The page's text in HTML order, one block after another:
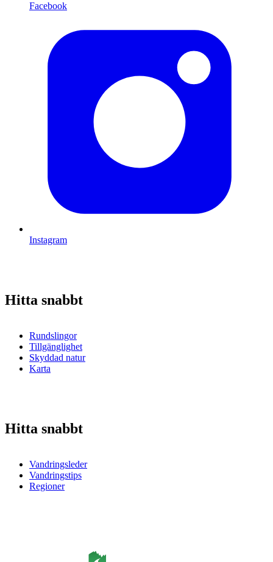
Facebook
Instagram
Hitta snabbt
Rundslingor
Tillgänglighet
Skyddad natur
Karta
Hitta snabbt
Vandringsleder
Vandringstips
Regioner